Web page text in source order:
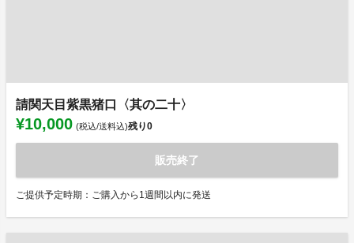
請関天目紫黒猪口〈其の二十〉
¥10,000 (税込/送料込)残り0
販売終了
ご提供予定時期：ご購入から1週間以内に発送